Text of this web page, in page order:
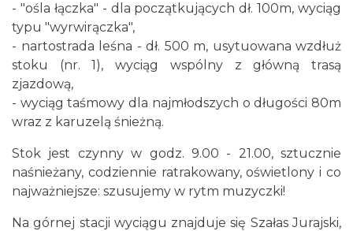
- "ośla łączka" - dla początkujących dł. 100m, wyciąg
typu "wyrwirączka",
- nartostrada leśna - dł. 500 m, usytuowana wzdłuż
stoku (nr. 1), wyciąg wspólny z główną trasą
zjazdową,
- wyciąg taśmowy dla najmłodszych o długości 80m
wraz z karuzelą śnieżną.
Stok jest czynny w godz. 9.00 - 21.00, sztucznie
naśnieżany, codziennie ratrakowany, oświetlony i co
najważniejsze: szusujemy w rytm muzyczki!
Na górnej stacji wyciągu znajduje się Szałas Jurajski,